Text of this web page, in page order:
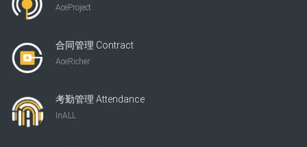
AceProject
合同管理 Contract
AceRicher
考勤管理 Attendance
InALL